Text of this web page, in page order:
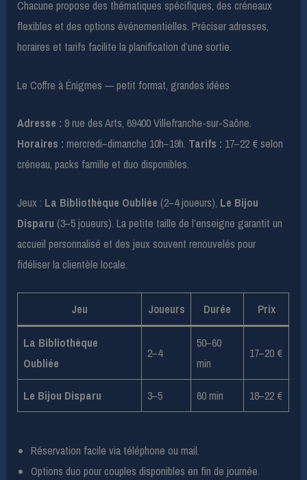
Chacune propose des thématiques spécifiques, des créneaux
flexibles et des options événementielles. Préciser adresses,
horaires et tarifs facilite la planification d’une sortie.
Le Coffre à Énigmes — petit format, grandes idées
Adresse : 9 rue des Arts, 69400 Villefranche-sur-Saône.
Horaires : mercredi–dimanche 10h–19h. Tarifs : 17–22 € selon
créneau, packs famille et duo disponibles.
Jeux : La Bibliothèque Oubliée (2–4 joueurs), Le Bijou
Disparu (3–5 joueurs). La petite taille de l’enseigne garantit un
accueil personnalisé et des jeux souvent renouvelés pour
fidéliser la clientèle locale.
Jeu Joueurs Durée Prix
La Bibliothèque
Oubliée
2–4
50–60
min
17–20 €
Le Bijou Disparu 3–5 60 min 18–22 €
Réservation facile via téléphone ou mail.
Options duo pour couples disponibles en fin de journée.